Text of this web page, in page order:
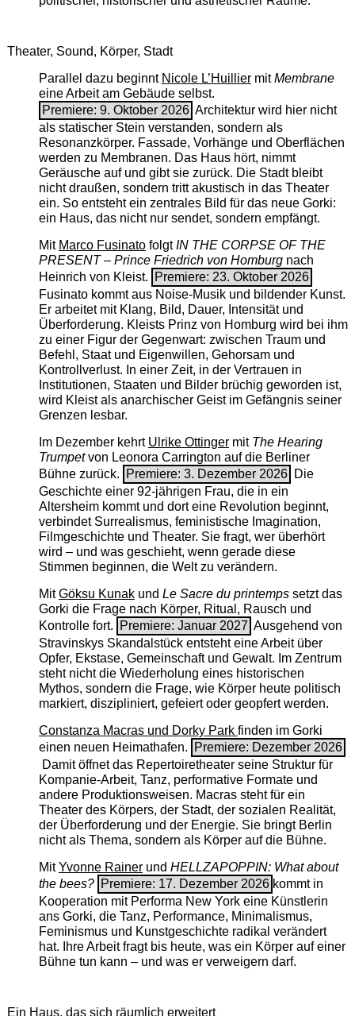
Theater, Sound, Körper, Stadt
Parallel dazu beginnt Nicole L’Huilliermit ­Membrane
eine Arbeit am Gebäude selbst.
Premiere: 9. Oktober 2026 Architektur wird hier nicht
als statischer Stein verstanden, sondern als
Resonanzkörper. Fassade, Vorhänge und Oberflächen
werden zu Membranen. Das Haus hört, nimmt
Geräusche auf und gibt sie zurück. Die Stadt bleibt
nicht draußen, sondern tritt akustisch in das Theater
ein. So entsteht ein zentrales Bild für das neue Gorki:
ein Haus, das nicht nur sendet, sondern empfängt.
Mit Marco FusinatofolgtIN THE CORPSE OF THE
PRESENT – Prince Friedrich von Homburgnach
Heinrich von Kleist.
Premiere: 23. Oktober 2026
Fusinato kommt aus Noise-Musik und bildender Kunst.
Er arbeitet mit Klang, Bild, Dauer, Intensität und
Überforderung. Kleists Prinz von Homburg wird bei ihm
zu einer Figur der Gegenwart: zwischen Traum und
Befehl, Staat und Eigenwillen, Gehorsam und
Kontrollverlust. In einer Zeit, in der Vertrauen in
Institutionen, Staaten und Bilder brüchig geworden ist,
wird Kleist als anarchischer Geist im Gefängnis seiner
Grenzen lesbar.
Im Dezember kehrt Ulrike Ottingermit The ­Hearing
Trumpetvon Leonora Carrington auf die Berliner
Bühne zurück.
Premiere: 3. Dezember 2026 Die
Geschichte einer 92-jährigen Frau, die in ein
Altersheim kommt und dort eine Revolution beginnt,
verbindet Surrealismus, feministische Imagination,
Filmgeschichte und Theater. Sie fragt, wer überhört
wird – und was geschieht, wenn gerade diese
Stimmen beginnen, die Welt zu verändern.
MitGöksu Kunakund Le Sacre du printempssetzt das
Gorki die Frage nach Körper, Ritual, Rausch und
Kontrolle fort.
Premiere: Januar 2027 Ausgehend von
Stravinskys Skandalstück entsteht eine Arbeit über
Opfer, Ekstase, Gemeinschaft und Gewalt. Im Zentrum
steht nicht die Wiederholung eines historischen
Mythos, sondern die Frage, wie Körper heute politisch
markiert, diszipliniert, gefeiert oder geopfert werden.
Constanza Macras und Dorky Park finden im Gorki
einen neuen Heimathafen.
Premiere: Dezember 2026
Damit öffnet das Repertoiretheater seine Struktur für
Kompanie-Arbeit, Tanz, performative Formate und
andere Produktionsweisen. Macras steht für ein
Theater des Körpers, der Stadt, der sozialen Realität,
der Überforderung und der Energie. Sie bringt Berlin
nicht als Thema, sondern als Körper auf die Bühne.
MitYvonne Rainerund HELLZAPOPPIN: What about
the bees? Premiere: 17. Dezember 2026 kommt in
Kooperation mit Performa New York eine Künstlerin
ans Gorki, die Tanz, Performance, Minimalismus,
Feminismus und Kunstgeschichte radikal verändert
hat. Ihre Arbeit fragt bis heute, was ein Körper auf einer
Bühne tun kann – und was er verweigern darf.
Ein Haus, das sich räumlich erweitert